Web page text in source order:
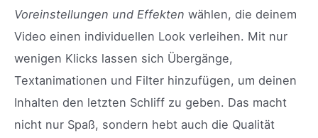
Voreinstellungen und Effekten wählen, die deinem
Video einen individuellen Look verleihen. Mit nur
wenigen Klicks lassen sich Übergänge,
Textanimationen und Filter hinzufügen, um deinen
Inhalten den letzten Schliff zu geben. Das macht
nicht nur Spaß, sondern hebt auch die Qualität